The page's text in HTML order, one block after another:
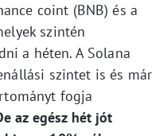
coint (BNB) és a
szintén
a héten. A Solana
szintet is és már
fogja
az egész hét jót